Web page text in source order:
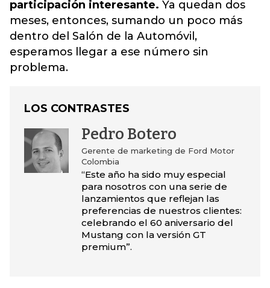
participación interesante. Ya quedan dos
meses, entonces, sumando un poco más
dentro del Salón de la Automóvil,
esperamos llegar a ese número sin
problema.
LOS CONTRASTES
Pedro Botero
Gerente de marketing de Ford Motor
Colombia
“Este año ha sido muy especial
para nosotros con una serie de
lanzamientos que reflejan las
preferencias de nuestros clientes:
celebrando el 60 aniversario del
Mustang con la versión GT
premium”.